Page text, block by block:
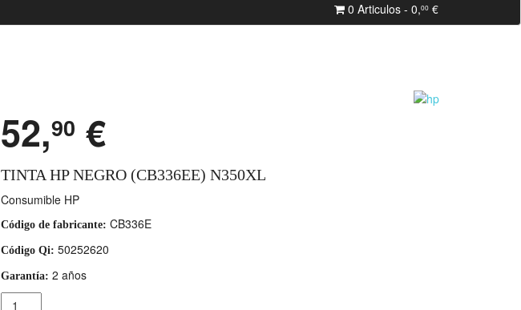
0 Articulos - 0,00 €
52,90 €
TINTA HP NEGRO (CB336EE) N350XL
Consumible HP
Código de fabricante: CB336E
Código Qi: 50252620
Garantía: 2 años
Cantidad